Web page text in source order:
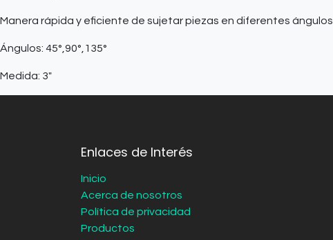
Manera rápida y eficiente de sujetar piezas en diferentes ángulos.
Ángulos: 45°,90°,135°
Medida: 3"
Enlaces de Interés
Inicio
Acerca de nosotros
Política de privacidad
Productos